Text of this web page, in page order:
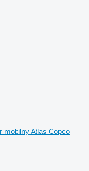
mobilny Atlas Copco